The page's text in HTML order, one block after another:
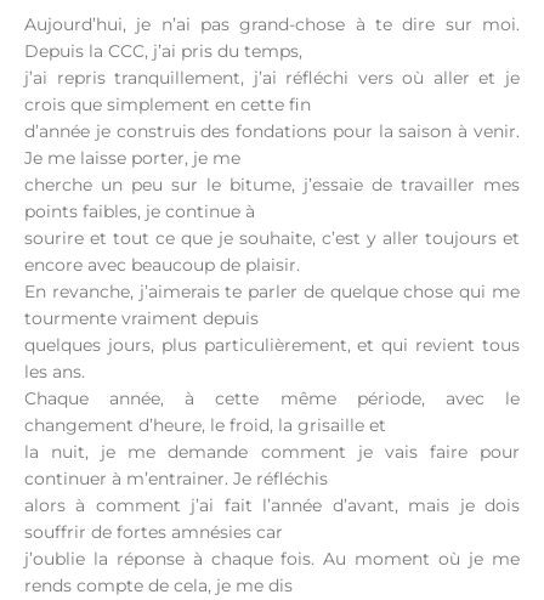
Aujourd’hui, je n’ai pas grand-chose à te dire sur moi.
Depuis la CCC, j’ai pris du temps,
j’ai repris tranquillement, j’ai réfléchi vers où aller et je
crois que simplement en cette fin
d’année je construis des fondations pour la saison à venir.
Je me laisse porter, je me
cherche un peu sur le bitume, j’essaie de travailler mes
points faibles, je continue à
sourire et tout ce que je souhaite, c’est y aller toujours et
encore avec beaucoup de plaisir.
En revanche, j’aimerais te parler de quelque chose qui me
tourmente vraiment depuis
quelques jours, plus particulièrement, et qui revient tous
les ans.
Chaque année, à cette même période, avec le
changement d’heure, le froid, la grisaille et
la nuit, je me demande comment je vais faire pour
continuer à m’entrainer. Je réfléchis
alors à comment j’ai fait l’année d’avant, mais je dois
souffrir de fortes amnésies car
j’oublie la réponse à chaque fois. Au moment où je me
rends compte de cela, je me dis